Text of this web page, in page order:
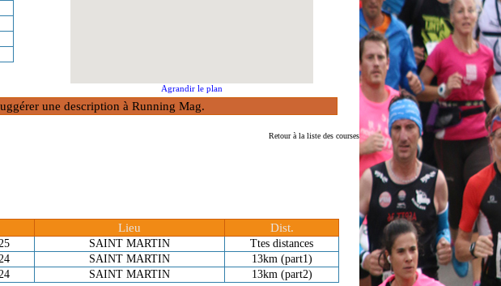
Agrandir le plan
une description à Running Mag.
Retour à la liste des courses
Lieu Dist.
SAINT MARTIN
Ttes distances
SAINT MARTIN
13km (part1)
SAINT MARTIN 13km (part2)